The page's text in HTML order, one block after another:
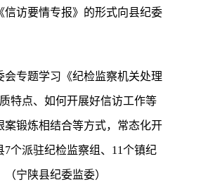
访要情专报》的形式向县纪委
专题学习《纪检监察机关处理
特点、如何开展好信访工作等
锻炼相结合等方式，常态化开
个派驻纪检监察组、11个镇纪
宁陕县纪委监委）